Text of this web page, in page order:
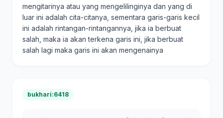
mengitarinya atau yang mengelilinginya dan yang di
luar ini adalah cita-citanya, sementara garis-garis kecil
ini adalah rintangan-rintangannya, jika ia berbuat
salah, maka ia akan terkena garis ini, jika berbuat
salah lagi maka garis ini akan mengenainya
bukhari:6418